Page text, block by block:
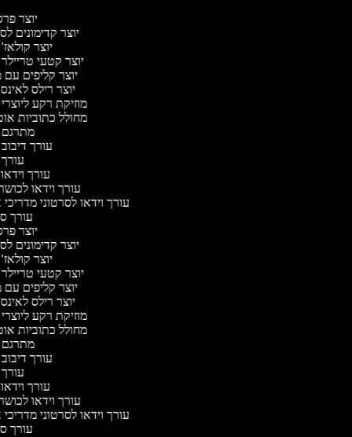
יוצר
יוצר קדימונים
יוצר
יוצר קטעי
יוצר קליפים
יוצר רילס
מוזיקת רקע
מחולל כתוביות
עורך
עורך
עורך וידאו
עורך וידאו לסרטוני
עורך
יוצר
יוצר קדימונים
יוצר
יוצר קטעי
יוצר קליפים
יוצר רילס
מוזיקת רקע
מחולל כתוביות
עורך
עורך
עורך וידאו
עורך וידאו לסרטוני
עורך